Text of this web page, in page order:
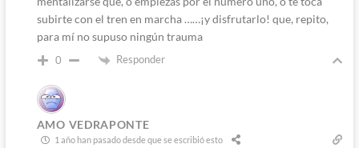
subirte con el tren en marcha ……¡y disfrutarlo! que, repito,
para mí no supuso ningún trauma
0 Responder
AMO VEDRAPONTE
1 año han pasado desde que se escribió esto